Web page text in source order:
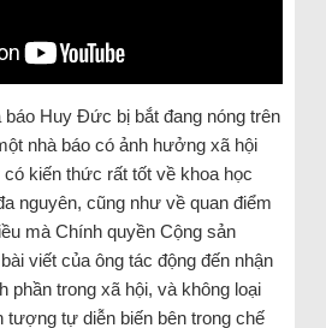
báo Huy Đức bị bắt đang nóng trên
nhà báo có ảnh hưởng xã hội
kiến thức rất tốt về khoa học
nguyên, cũng như về quan điểm
mà Chính quyền Cộng sản
viết của ông tác động đến nhận
phần trong xã hội, và không loại
tượng tự diễn biến bên trong chế